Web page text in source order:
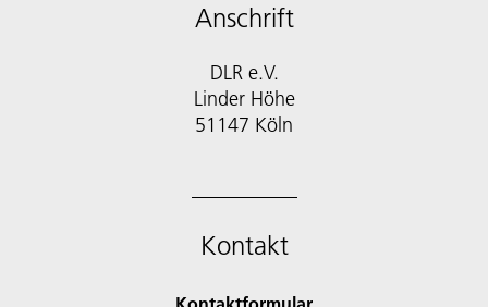
Anschrift
DLR e.V.
Linder Höhe
51147 Köln
Kontakt